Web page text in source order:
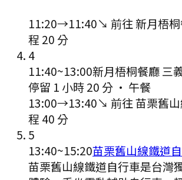
11:20→11:40↘ 前往 新月梧
程 20 分
4
11:40~13:00新月梧桐餐廳 三
停留 1 小時 20 分 · 午餐
13:00→13:40↘ 前往苗栗舊
程 40 分
5
13:40~15:20苗栗舊山線鐵道
苗栗舊山線鐵道自行車是台灣